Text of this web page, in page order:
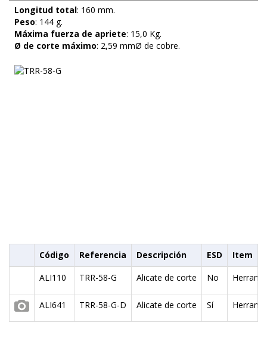
Longitud total: 160 mm.
Peso: 144 g.
Máxima fuerza de apriete: 15,0 Kg.
Ø de corte máximo: 2,59 mmØ de cobre.
Código Referencia Descripción ESD
Item
ALI110
TRR-58-G Alicate de corte No
ALI641 TRR-58-G-D Alicate de corte Sí